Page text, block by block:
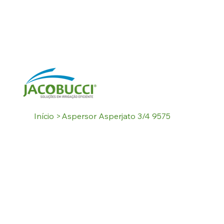
Início > Aspersor Asperjato 3/4 9575